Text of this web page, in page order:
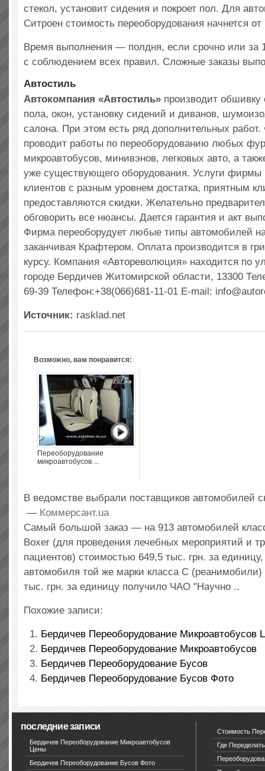
стекол, установит сидения и покроет пол. Для
Ситроен стоимость переоборудования начнется от
Время выполнения — полдня, если срочно или за
с соблюдением всех правил. Сложные заказы
Автостиль
Автокомпания «Автостиль» производит
пола, окон, установку сидений и диванов,
салона. При этом есть ряд дополнительных
проводит работы по переоборудованию любых
микроавтобусов, минивэнов, легковых авто, а
уже существующего оборудования. Услуги фирмы
клиентов с разным уровнем достатка, приятным
предоставляются скидки. Желательно
обговорить все нюансы. Дается гарантия и акт
Фирма переоборудует любые типы автомобилей
заканчивая Крафтером. Оплата производится в
курсу. Компания «Автореволюция» находится по
городе Бердичев Житомирской области, 13300
69-39 Телефон:+38(066)681-11-01 E-mail:
Источник: rasklad.net
Возможно, вам понравится:
Переоборудование
микроавтобусов ...
В ведомстве выбрали поставщиков автомобилей
— Коммерсант.ua
Самый большой заказ — на 913 автомобилей
Boxer (для проведения лечебных мероприятий и
пациентов) стоимостью 649,5 тыс. грн. за
автомобиля той же марки класса С
тыс. грн. за единицу получило ЧАО "Научно ..
Похожие записи:
Бердичев Переоборудование Микроавтобусов
Бердичев Переоборудование Микроавтобусов
Бердичев Переоборудование Бусов
Бердичев Переоборудование Бусов Фото
последние записи
Бердичев Переоборудование Микроавтобусов
Цены
Бердичев Переоборудование Бусов Фото
Стоимость
Где